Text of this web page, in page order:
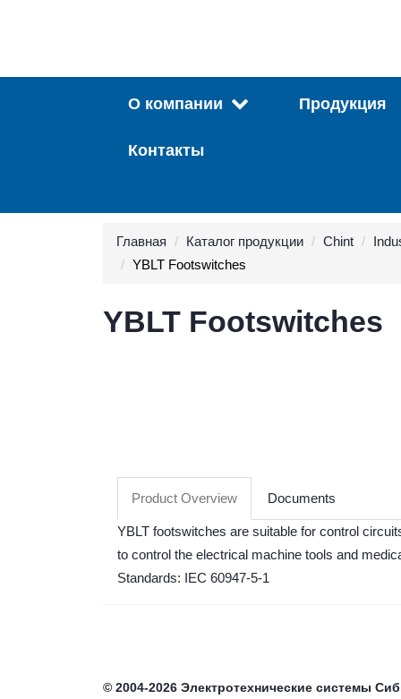
О компании Продукция
Контакты
Главная Каталог продукции Chint
YBLT Footswitches
YBLT Footswitches
Product Overview Documents
YBLT footswitches are suitable for control
to control the electrical machine tools and
Standards: IEC 60947-5-1
© 2004-2026 Электротехнические системы